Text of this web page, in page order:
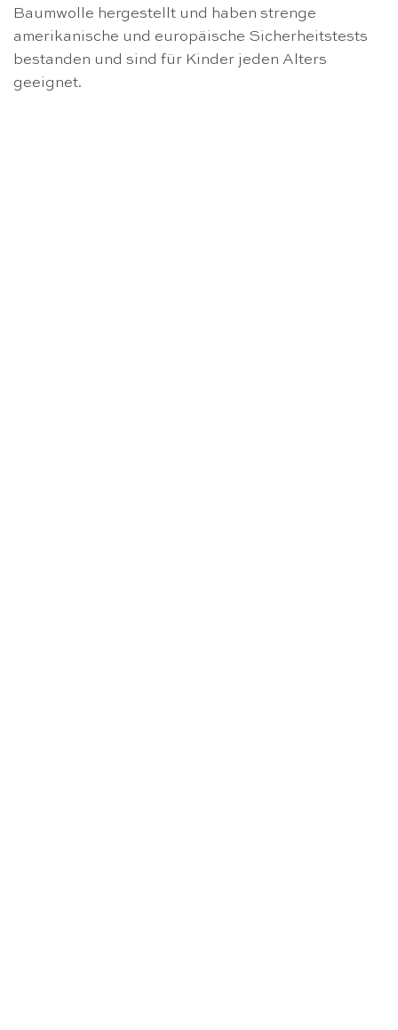
Baumwolle hergestellt und haben strenge
amerikanische und europäische Sicherheitstests
bestanden und sind für Kinder jeden Alters
geeignet.